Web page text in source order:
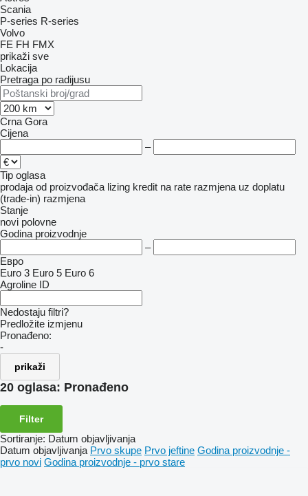
Scania
P-series R-series
Volvo
FE FH FMX
prikaži sve
Lokacija
Pretraga po radijusu
Crna Gora
Cijena
–
Tip oglasa
prodaja od proizvođača lizing kredit na rate razmjena uz doplatu
(trade-in) razmjena
Stanje
novi polovne
Godina proizvodnje
–
Евро
Euro 3 Euro 5 Euro 6
Agroline ID
Nedostaju filtri?
Predložite izmjenu
Pronađeno:
-
prikaži
20 oglasa: Pronađeno
Filter
Sortiranje: Datum objavljivanja
Datum objavljivanja Prvo skupe Prvo jeftine Godina proizvodnje -
prvo novi Godina proizvodnje - prvo stare